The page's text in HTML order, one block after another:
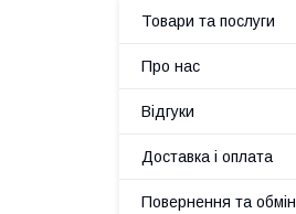
Товари та послуги
Про нас
Відгуки
Доставка і оплата
Повернення та обмін